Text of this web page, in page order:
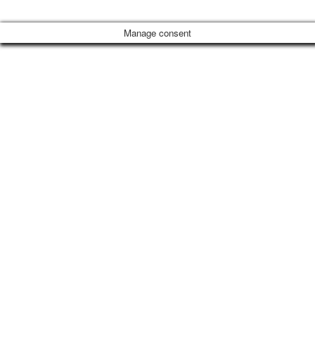
Manage consent